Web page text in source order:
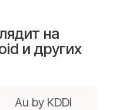
на
и других
Au by KDDI